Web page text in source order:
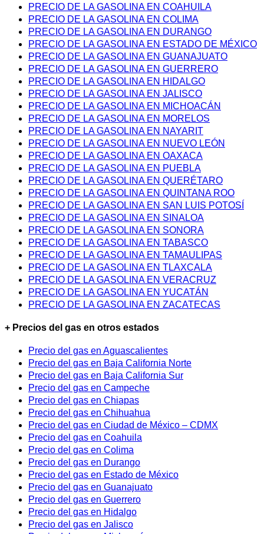
PRECIO DE LA GASOLINA EN COAHUILA
PRECIO DE LA GASOLINA EN COLIMA
PRECIO DE LA GASOLINA EN DURANGO
PRECIO DE LA GASOLINA EN ESTADO DE MÉXICO
PRECIO DE LA GASOLINA EN GUANAJUATO
PRECIO DE LA GASOLINA EN GUERRERO
PRECIO DE LA GASOLINA EN HIDALGO
PRECIO DE LA GASOLINA EN JALISCO
PRECIO DE LA GASOLINA EN MICHOACÁN
PRECIO DE LA GASOLINA EN MORELOS
PRECIO DE LA GASOLINA EN NAYARIT
PRECIO DE LA GASOLINA EN NUEVO LEÓN
PRECIO DE LA GASOLINA EN OAXACA
PRECIO DE LA GASOLINA EN PUEBLA
PRECIO DE LA GASOLINA EN QUERÉTARO
PRECIO DE LA GASOLINA EN QUINTANA ROO
PRECIO DE LA GASOLINA EN SAN LUIS POTOSÍ
PRECIO DE LA GASOLINA EN SINALOA
PRECIO DE LA GASOLINA EN SONORA
PRECIO DE LA GASOLINA EN TABASCO
PRECIO DE LA GASOLINA EN TAMAULIPAS
PRECIO DE LA GASOLINA EN TLAXCALA
PRECIO DE LA GASOLINA EN VERACRUZ
PRECIO DE LA GASOLINA EN YUCATÁN
PRECIO DE LA GASOLINA EN ZACATECAS
+ Precios del gas en otros estados
Precio del gas en Aguascalientes
Precio del gas en Baja California Norte
Precio del gas en Baja California Sur
Precio del gas en Campeche
Precio del gas en Chiapas
Precio del gas en Chihuahua
Precio del gas en Ciudad de México – CDMX
Precio del gas en Coahuila
Precio del gas en Colima
Precio del gas en Durango
Precio del gas en Estado de México
Precio del gas en Guanajuato
Precio del gas en Guerrero
Precio del gas en Hidalgo
Precio del gas en Jalisco